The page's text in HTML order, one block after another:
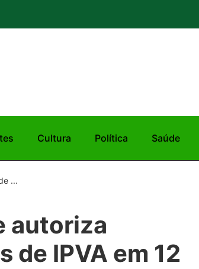
Cultura Política Saúde
...
autoriza
de IPVA em 12